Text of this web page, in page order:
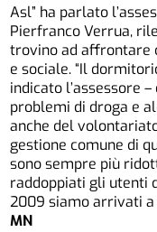
Asl” ha parlato
Pierfranco Verrua,
trovino ad affrontare
e sociale. “Il
indicato l’assessore
problemi di droga e
anche del
gestione comune di
sono sempre più
raddoppiati gli utenti
2009 siamo arrivati a
MN